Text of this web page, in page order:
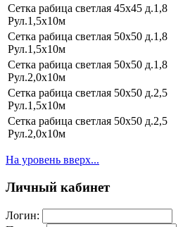
Сетка рабица светлая 45х45 д.1,8
Рул.1,5х10м
Сетка рабица светлая 50х50 д.1,8
Рул.1,5х10м
Сетка рабица светлая 50х50 д.1,8
Рул.2,0х10м
Сетка рабица светлая 50х50 д.2,5
Рул.1,5х10м
Сетка рабица светлая 50х50 д.2,5
Рул.2,0х10м
На уровень вверх...
Личный кабинет
Логин: